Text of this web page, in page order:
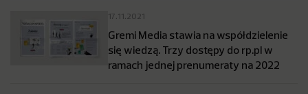
17.11.2021
Gremi Media stawia na współdzielenie
się wiedzą. Trzy dostępy do rp.pl w
ramach jednej prenumeraty na 2022